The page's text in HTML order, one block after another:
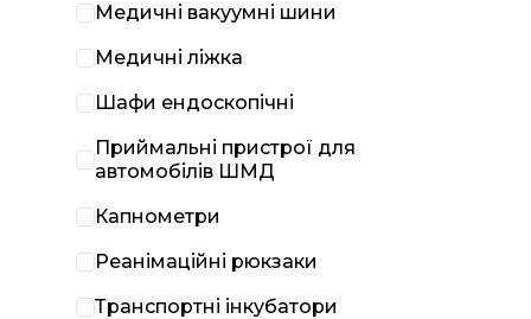
Медичні вакуумні шини
Медичні ліжка
Шафи ендоскопічні
Приймальні пристрої для
автомобілів ШМД
Капнометри
Реанімаційні рюкзаки
Транспортні інкубатори